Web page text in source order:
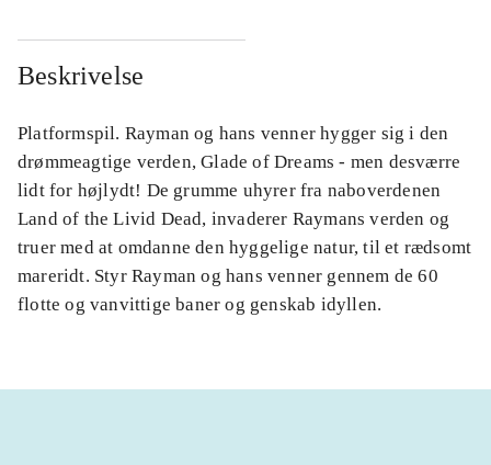
Beskrivelse
Platformspil. Rayman og hans venner hygger sig i den
drømmeagtige verden, Glade of Dreams - men desværre
lidt for højlydt! De grumme uhyrer fra naboverdenen
Land of the Livid Dead, invaderer Raymans verden og
truer med at omdanne den hyggelige natur, til et rædsomt
mareridt. Styr Rayman og hans venner gennem de 60
flotte og vanvittige baner og genskab idyllen.